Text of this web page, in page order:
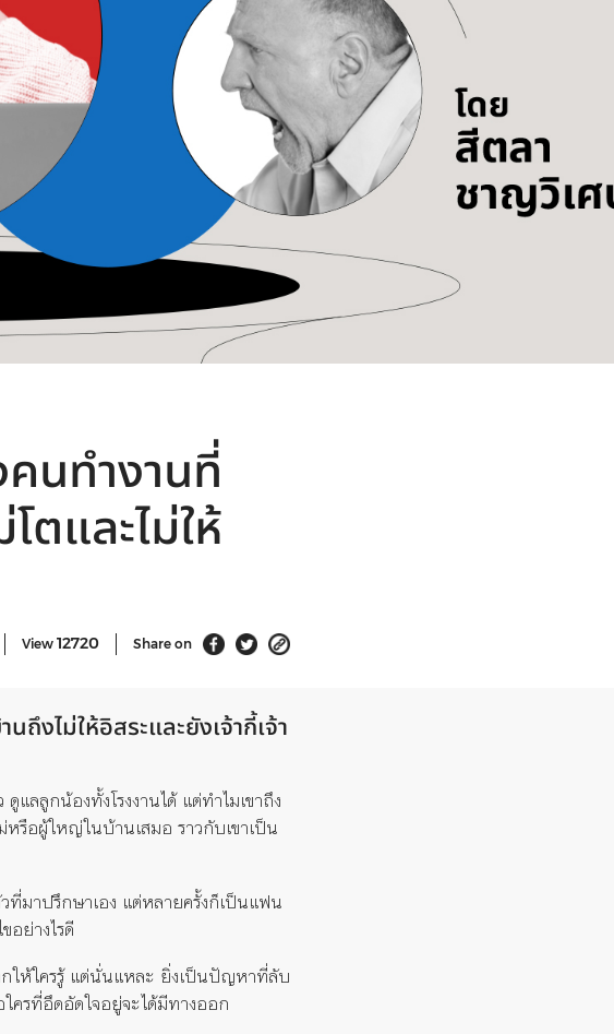
นทำงานที่
ตและไม่ให้
View 12720 Share on
งไม่ให้อิสระและยังเจ้ากี้เจ้า
ลูกน้องทั้งโรงงานได้ แต่ทำไมเขาถึง
รือผู้ใหญ่ในบ้านเสมอ ราวกับเขาเป็น
ที่มาปรึกษาเอง แต่หลายครั้งก็เป็นแฟน
ย่างไรดี
ให้ใครรู้ แต่นั่นแหละ ยิ่งเป็นปัญหาที่ลับ
ครที่อึดอัดใจอยู่จะได้มีทางออก